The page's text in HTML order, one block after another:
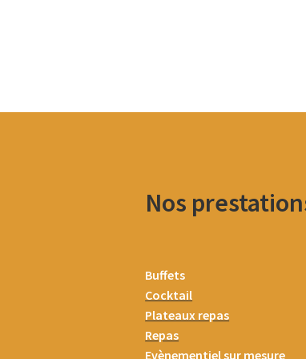
Nos
Buffets
Cocktail
Plateaux repas
Repas
Evènementiel sur mesure